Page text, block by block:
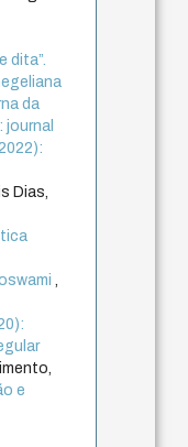
dita”.
da
journal
Dias,
,
e